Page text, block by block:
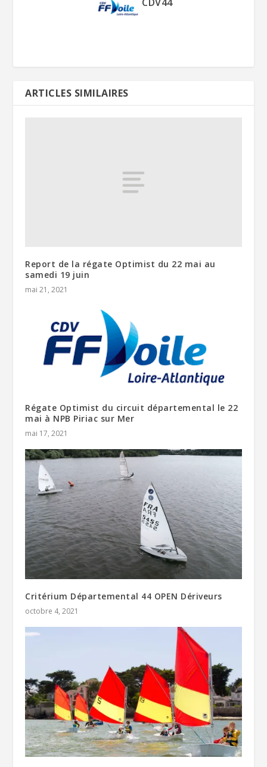
button_one_text_color__h
button_one_text_color__h
over="null"
ARTICLES SIMILAIRES
Report de la régate Optimist du 22 mai au
samedi 19 juin
mai 21, 2021
Régate Optimist du circuit départemental le 22
mai à NPB Piriac sur Mer
mai 17, 2021
Critérium Départemental 44 OPEN Dériveurs
octobre 4, 2021